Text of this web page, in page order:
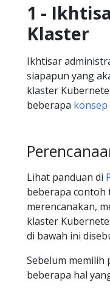
1 -
Klaster
Ikhtisar
siapapun yang
klaster
beberapa konsep
Lihat panduan di
beberapa contoh
merencanakan,
klaster
di bawah ini
Sebelum memilih
beberapa hal